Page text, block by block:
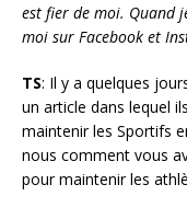
est fier de moi. Quand
moi sur Facebook et
TS: Il y a quelques
un article dans lequel
maintenir les Sportifs
nous comment vous
pour maintenir les